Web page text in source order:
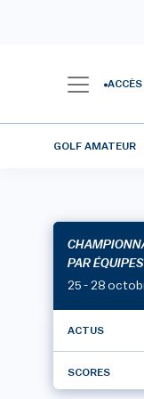
GOLF AMATEUR
PAR
25 - 28
ACTUS
SCORES